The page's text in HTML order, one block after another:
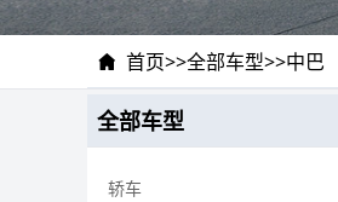
首页>>全部车型>>中巴
全部车型
轿车